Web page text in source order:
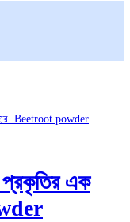
প্রকৃতির এক